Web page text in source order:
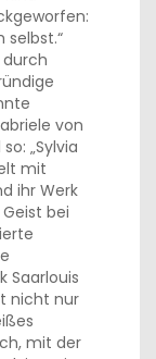
durch
von
„Sylvia
mit
ihr Werk
bei
Saarlouis
nicht nur
mit der